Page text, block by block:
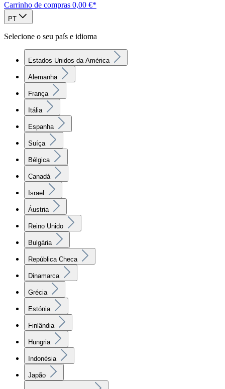
Carrinho de compras 0,00 €*
PT
Selecione o seu país e idioma
Estados Unidos da América
Alemanha
França
Itália
Espanha
Suíça
Bélgica
Canadá
Israel
Áustria
Reino Unido
Bulgária
República Checa
Dinamarca
Grécia
Estónia
Finlândia
Hungria
Indonésia
Japão